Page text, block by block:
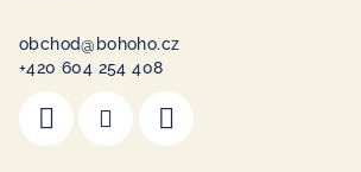
obchod@ bohoho.cz
+420 604 254 408